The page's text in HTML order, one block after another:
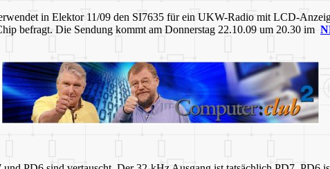
in Elektor 11/09 den SI7635 für ein UKW-Radio mit LCD-
befragt. Die Sendung kommt am Donnerstag 22.10.09 um 20.30 im